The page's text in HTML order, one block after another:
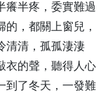
癢半疼，委實難過
，都關上窗兒，
清清，孤孤淒淒
衣的聲，聽得人心
到了冬天，一發難